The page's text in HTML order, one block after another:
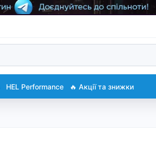
HEL Performance 🔥 Акції та знижки